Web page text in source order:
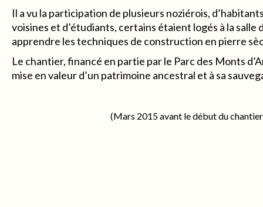
Il a vu la participation de plusieurs noziérois,
voisines et d’étudiants, certains étaient logés à la salle
apprendre les techniques de construction en pierre
Le chantier, financé en partie par le Parc des Monts
mise en valeur d’un patrimoine ancestral et à sa
(Mars 2015 avant le début du